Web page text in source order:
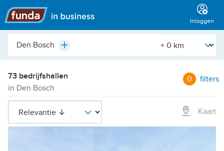
Hoofdmenu
Inloggen
Plaats,
etc.
Plus [Straal]
73 bedrijfshallen
in Den Bosch
0 filters
Kaart